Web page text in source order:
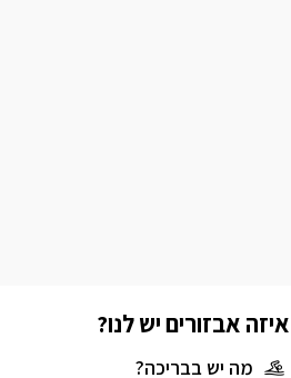
איזה אבזורים יש לנו?
מה יש בבריכה?